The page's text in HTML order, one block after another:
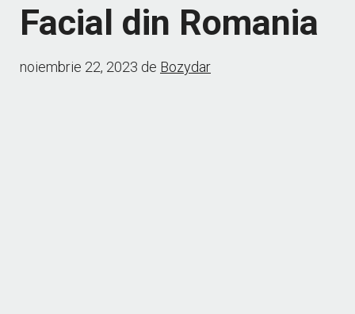
Facial din Romania
noiembrie 22, 2023 de Bozydar